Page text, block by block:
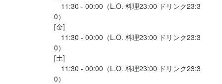
11:30 - 00:00（L.O. 料理23:00 ドリンク23:3
0）
[金]
11:30 - 00:00（L.O. 料理23:00 ドリンク23:3
0）
[土]
11:30 - 00:00（L.O. 料理23:00 ドリンク23:3
0）
求める人物像
・楽しいことが好きな方
・人と話すのが好きな方
・チームで働くことに意欲的な方
・食べることが好きな方